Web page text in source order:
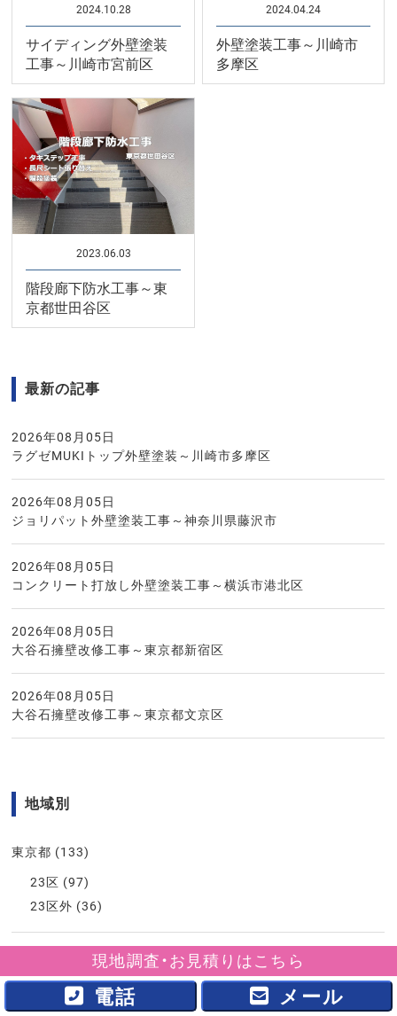
現地調査・お見積りはこちら
電話 メール
2024.10.28
サイディング外壁塗装
工事～川崎市宮前区
2024.04.24
外壁塗装工事～川崎市
多摩区
2023.06.03
階段廊下防水工事～東
京都世田谷区
最新の記事
2026年08月05日
ラグゼMUKIトップ外壁塗装～川崎市多摩区
2026年08月05日
ジョリパット外壁塗装工事～神奈川県藤沢市
2026年08月05日
コンクリート打放し外壁塗装工事～横浜市港北区
2026年08月05日
大谷石擁壁改修工事～東京都新宿区
2026年08月05日
大谷石擁壁改修工事～東京都文京区
地域別
東京都 (133)
23区 (97)
23区外 (36)
(332)
川崎市(208)
横浜市(100)